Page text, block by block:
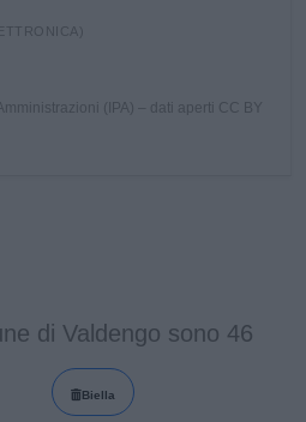
(IPA) – dati aperti CC BY
di Valdengo sono 46
Biella